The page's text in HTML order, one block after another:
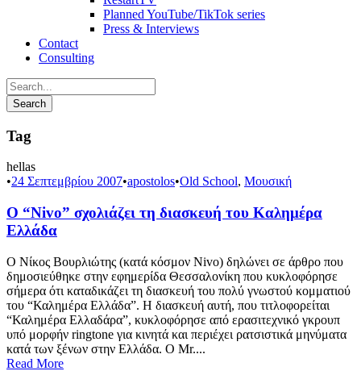
Planned YouTube/TikTok series
Press & Interviews
Contact
Consulting
Tag
hellas
•24 Σεπτεμβρίου 2007•apostolos•Old School, Μουσική
Ο “Nivo” σχολιάζει τη διασκευή του Καλημέρα
Ελλάδα
Ο Νίκος Βουρλιώτης (κατά κόσμον Nivo) δηλώνει σε άρθρο που
δημοσιεύθηκε στην εφημερίδα Θεσσαλονίκη που κυκλοφόρησε
σήμερα ότι καταδικάζει τη διασκευή του πολύ γνωστού κομματιού
του “Καλημέρα Ελλάδα”. Η διασκευή αυτή, που τιτλοφορείται
“Καλημέρα Ελλαδάρα”, κυκλοφόρησε από ερασιτεχνικό γκρουπ
υπό μορφήν ringtone για κινητά και περιέχει ρατσιστικά μηνύματα
κατά των ξένων στην Ελλάδα. Ο Mr....
Read More